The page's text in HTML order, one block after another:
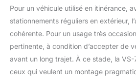
AHD et
couleur
couleurs
vous
grand
tout ce
Pour un véhicule utilisé en itinérance,
stationnements réguliers en extérieur,
cohérente. Pour un usage très
pertinente, à condition d’accepter de
avant un long trajet. À ce stade, la VS-
ceux qui veulent un montage